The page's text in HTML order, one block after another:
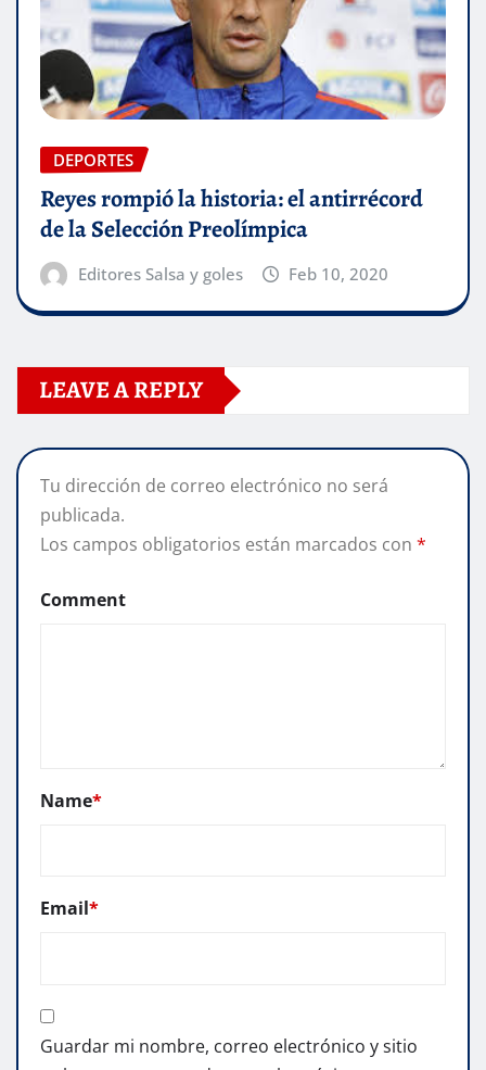
DEPORTES
Reyes rompió la historia: el antirrécord
de la Selección Preolímpica
Editores Salsa y goles Feb 10, 2020
LEAVE A REPLY
Tu dirección de correo electrónico no será
publicada.
Los campos obligatorios están marcados con *
Comment
Name*
Email*
Guardar mi nombre, correo electrónico y sitio